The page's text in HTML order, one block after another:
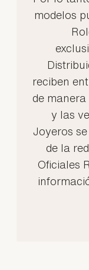
modelos
reciben
de
y las
Joyeros
de la
Oficiales